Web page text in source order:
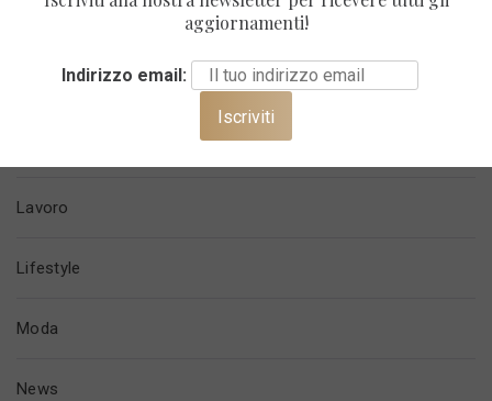
Finanza
Lavoro
Lifestyle
Moda
News
aggiornamenti!
Indirizzo email: